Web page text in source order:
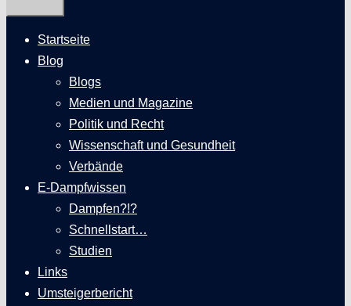
Startseite
Blog
Blogs
Medien und Magazine
Politik und Recht
Wissenschaft und Gesundheit
Verbände
E-Dampfwissen
Dampfen?!?
Schnellstart…
Studien
Links
Umsteigerbericht